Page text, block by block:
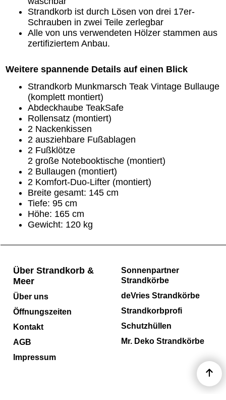
Strandkorb ist durch Lösen von drei 17er-
Schrauben in zwei Teile zerlegbar
Alle von uns verwendeten Hölzer stammen aus
zertifiziertem Anbau.
Weitere spannende Details auf einen Blick
Strandkorb Munkmarsch Teak Vintage Bullauge
(komplett montiert)
Abdeckhaube TeakSafe
Rollensatz (montiert)
2 Nackenkissen
2 ausziehbare Fußablagen
2 Fußklötze
2 große Notebooktische (montiert)
2 Bullaugen (montiert)
2 Komfort-Duo-Lifter (montiert)
Breite gesamt: 145 cm
Tiefe: 95 cm
Höhe: 165 cm
Gewicht: 120 kg
Sonnenpartner
Strandkörbe
deVries Strandkörbe
Strandkorbprofi
Schutzhüllen
Mr. Deko Strandkörbe
Über Strandkorb &
Meer
Über uns
Öffnungszeiten
Kontakt
AGB
Impressum